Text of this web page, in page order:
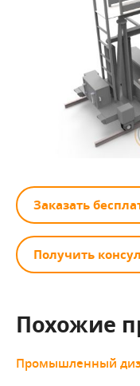
Заказать
Получить
Похожие
Промышленный